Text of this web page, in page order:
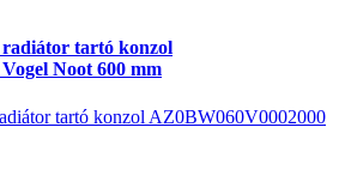
tartó konzol
Noot 600 mm
tartó konzol AZ0BW060V0002000